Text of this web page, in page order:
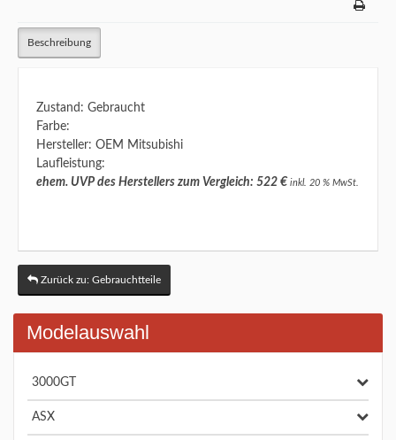
Beschreibung
Zustand: Gebraucht
Farbe:
Hersteller: OEM Mitsubishi
Laufleistung:
ehem. UVP des Herstellers zum Vergleich: 522 € inkl. 20 % MwSt.
Zurück zu: Gebrauchtteile
Modelauswahl
3000GT
ASX